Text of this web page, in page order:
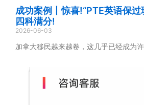
成功案例丨惊喜!“PTE英语保过
四科满分!
2026-06-03
加拿大移民越来越卷，这几乎已经成为